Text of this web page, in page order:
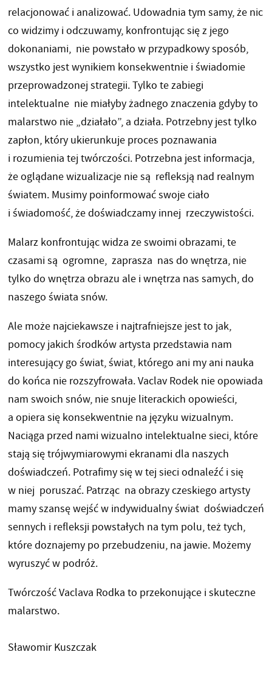
relacjonować i analizować. Udowadnia tym samy, że nic
co widzimy i odczuwamy, konfrontując się z jego
dokonaniami, nie powstało w przypadkowy sposób,
wszystko jest wynikiem konsekwentnie i świadomie
przeprowadzonej strategii. Tylko te zabiegi
intelektualne nie miałyby żadnego znaczenia gdyby to
malarstwo nie „działało”, a działa. Potrzebny jest tylko
zapłon, który ukierunkuje proces poznawania
i rozumienia tej twórczości. Potrzebna jest informacja,
że oglądane wizualizacje nie są refleksją nad realnym
światem. Musimy poinformować swoje ciało
i świadomość, że doświadczamy innej rzeczywistości.
Malarz konfrontując widza ze swoimi obrazami, te
czasami są ogromne, zaprasza nas do wnętrza, nie
tylko do wnętrza obrazu ale i wnętrza nas samych, do
naszego świata snów.
Ale może najciekawsze i najtrafniejsze jest to jak,
pomocy jakich środków artysta przedstawia nam
interesujący go świat, świat, którego ani my ani nauka
do końca nie rozszyfrowała. Vaclav Rodek nie opowiada
nam swoich snów, nie snuje literackich opowieści,
a opiera się konsekwentnie na języku wizualnym.
Naciąga przed nami wizualno intelektualne sieci, które
stają się trójwymiarowymi ekranami dla naszych
doświadczeń. Potrafimy się w tej sieci odnaleźć i się
w niej poruszać. Patrząc na obrazy czeskiego artysty
mamy szansę wejść w indywidualny świat doświadczeń
sennych i refleksji powstałych na tym polu, też tych,
które doznajemy po przebudzeniu, na jawie. Możemy
wyruszyć w podróż.
Twórczość Vaclava Rodka to przekonujące i skuteczne
malarstwo.
Sławomir Kuszczak